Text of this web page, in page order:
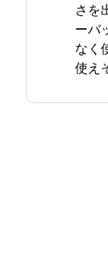
さを
ーバ
なく
使え